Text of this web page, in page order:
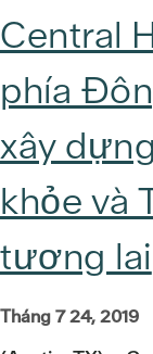
Central
phía
xây
khỏe và
tương lai
Tháng 7 24, 2019